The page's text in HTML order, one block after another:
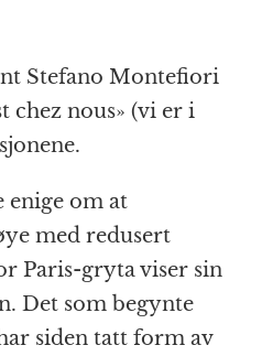
Stefano Montefiori
chez nous» (vi er i
enige om at
med redusert
Paris-gryta viser sin
Det som begynte
siden tatt form av